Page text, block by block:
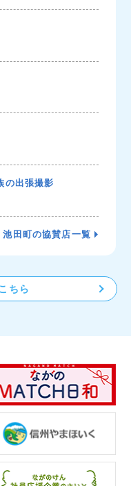
の出張撮影
池田町の協賛店一覧
ちら